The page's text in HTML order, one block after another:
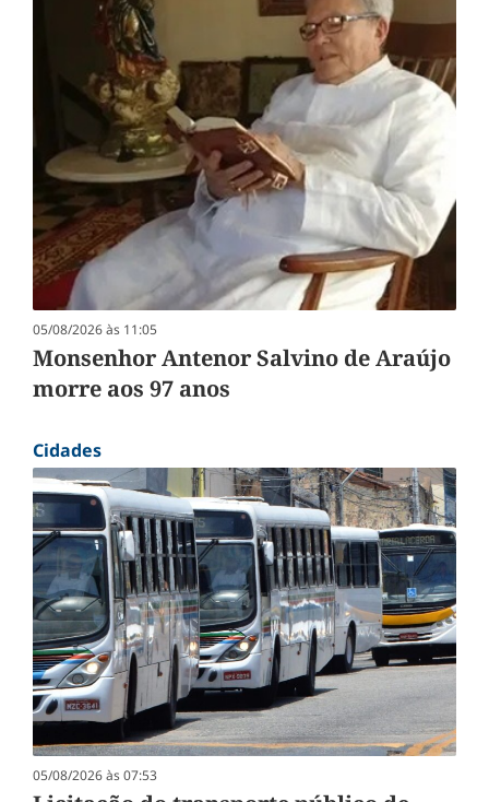
05/08/2026 às 11:05
Monsenhor Antenor Salvino de Araújo
morre aos 97 anos
Cidades
05/08/2026 às 07:53